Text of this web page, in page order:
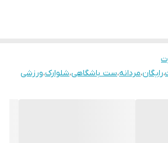
،رایگان،مردانه،ست باشگاهی،شلوارک،ورزشی